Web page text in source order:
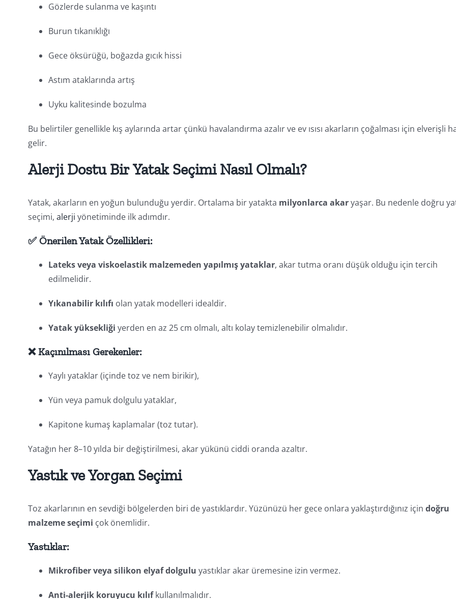
Gözlerde sulanma ve kaşıntı
Burun tıkanıklığı
Gece öksürüğü, boğazda gıcık hissi
Astım ataklarında artış
Uyku kalitesinde bozulma
Bu belirtiler genellikle kış aylarında artar çünkü havalandırma azalır ve ev ısısı akarların çoğalması için elverişli
gelir.
Alerji Dostu Bir Yatak Seçimi Nasıl Olmalı?
Yatak, akarların en yoğun bulunduğu yerdir. Ortalama bir yatakta milyonlarca akaryaşar. Bu nedenle doğru
seçimi,alerji yönetiminde ilk adımdır.
✅ Önerilen Yatak Özellikleri:
Lateks veya viskoelastik malzemeden yapılmış yataklar, akar tutma oranı düşük olduğu için tercih
edilmelidir.
Yıkanabilir kılıfı olan yatak modelleri idealdir.
Yatak yüksekliği yerden en az 25 cm olmalı, altı kolay temizlenebilir olmalıdır.
❌ Kaçınılması Gerekenler:
Yaylı yataklar (içinde toz ve nem birikir),
Yün veya pamuk dolgulu yataklar,
Kapitone kumaş kaplamalar (toz tutar).
Yatağın her 8–10 yılda bir değiştirilmesi, akar yükünü ciddi oranda azaltır.
Yastık ve Yorgan Seçimi
Toz akarlarının en sevdiği bölgelerden biri de yastıklardır. Yüzünüzü her gece onlara yaklaştırdığınız içindoğru
malzeme seçimi çok önemlidir.
Yastıklar:
Mikrofiber veya silikon elyaf dolgulu yastıklar akar üremesine izin vermez.
Anti-alerjik koruyucu kılıfkullanılmalıdır.